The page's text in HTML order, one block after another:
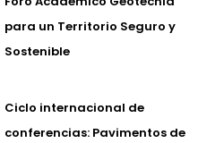
para un Territorio Seguro y
Sostenible
Ciclo internacional de
conferencias: Pavimentos de